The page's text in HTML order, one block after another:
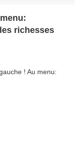
richesses